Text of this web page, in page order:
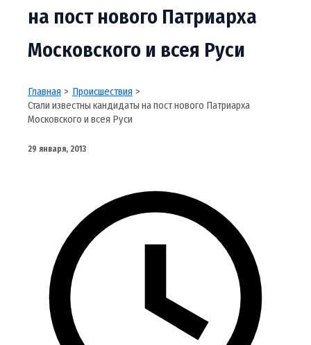
на пост нового Патриарха
Московского и всея Руси
Главная
Происшествия
Стали известны кандидаты на пост нового Патриарха
Московского и всея Руси
29 января, 2013